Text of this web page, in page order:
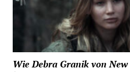
Wie Debra Granik von